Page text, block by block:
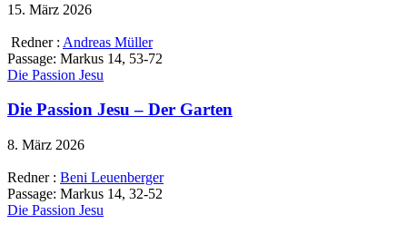
15. März 2026
Redner : Andreas Müller
Passage: Markus 14, 53-72
Die Passion Jesu
Die Passion Jesu – Der Garten
8. März 2026
Redner : Beni Leuenberger
Passage: Markus 14, 32-52
Die Passion Jesu